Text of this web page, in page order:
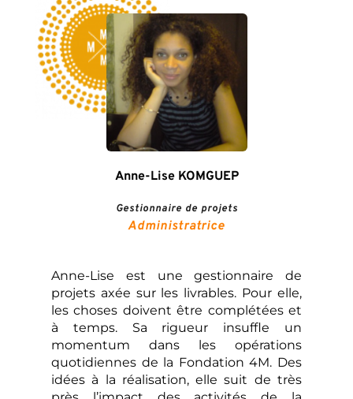
Anne-Lise KOMGUEP
Gestionnaire de projets
Administratrice
Anne-Lise est une gestionnaire de
projets axée sur les livrables. Pour elle,
les choses doivent être complétées et
à temps. Sa rigueur insuffle un
momentum dans les opérations
quotidiennes de la Fondation 4M. Des
idées à la réalisation, elle suit de très